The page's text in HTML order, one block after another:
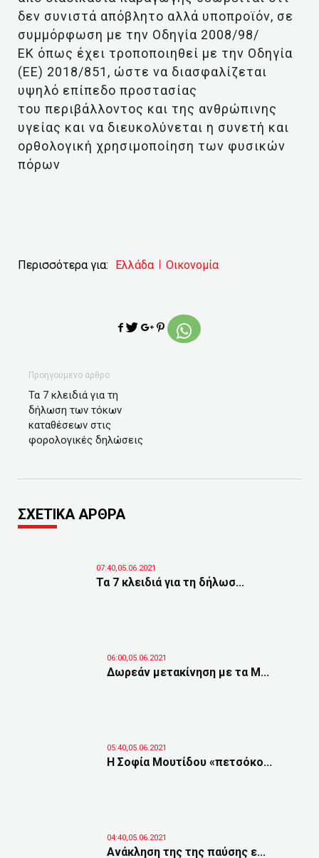
δεν συνιστά απόβλητο αλλά υποπροϊόν, σε
συμμόρφωση με την Οδηγία 2008/98/
ΕΚ όπως έχει τροποποιηθεί με την Οδηγία
(ΕΕ) 2018/851, ώστε να διασφαλίζεται
υψηλό επίπεδο προστασίας
του περιβάλλοντος και της ανθρώπινης
υγείας και να διευκολύνεται η συνετή και
ορθολογική χρησιμοποίηση των φυσικών
πόρων
Περισσότερα για: Ελλάδα Οικονομία
Προηγούμενο άρθρο
Τα 7 κλειδιά για τη
δήλωση των τόκων
καταθέσεων στις
φορολογικές δηλώσεις
ΣΧΕΤΙΚΑ ΑΡΘΡΑ
07:40,05.06.2021
Τα 7 κλειδιά για τη δήλωσ...
06:00,05.06.2021
Δωρεάν μετακίνηση με τα Μ...
05:40,05.06.2021
Η Σοφία Μουτίδου «πετσόκο...
04:40,05.06.2021
Ανάκληση της της παύσης ε...